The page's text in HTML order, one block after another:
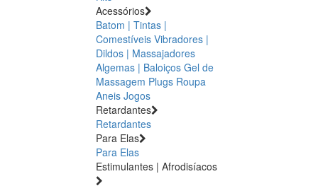
Acessórios
Batom | Tintas |
Comestíveis Vibradores |
Dildos | Massajadores
Algemas | Baloiços Gel de
Massagem Plugs Roupa
Aneis Jogos
Retardantes
Retardantes
Para Elas
Para Elas
Estimulantes | Afrodisíacos